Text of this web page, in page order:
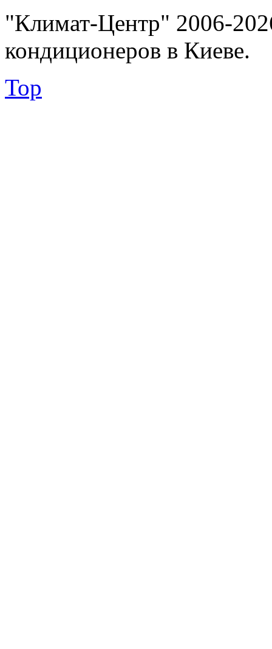
"Климат-Центр" 2006-
кондиционеров в Киеве.
Top